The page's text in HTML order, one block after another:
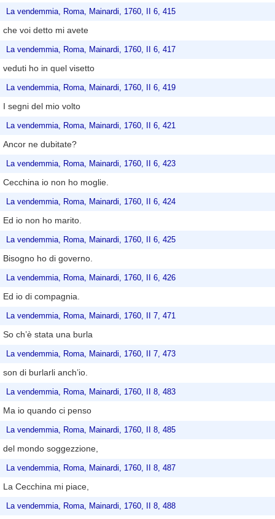
La vendemmia, Roma, Mainardi, 1760, II 6, 415
che voi detto mi avete
La vendemmia, Roma, Mainardi, 1760, II 6, 417
veduti ho in quel visetto
La vendemmia, Roma, Mainardi, 1760, II 6, 419
I segni del mio volto
La vendemmia, Roma, Mainardi, 1760, II 6, 421
Ancor ne dubitate?
La vendemmia, Roma, Mainardi, 1760, II 6, 423
Cecchina io non ho moglie.
La vendemmia, Roma, Mainardi, 1760, II 6, 424
Ed io non ho marito.
La vendemmia, Roma, Mainardi, 1760, II 6, 425
Bisogno ho di governo.
La vendemmia, Roma, Mainardi, 1760, II 6, 426
Ed io di compagnia.
La vendemmia, Roma, Mainardi, 1760, II 7, 471
So ch’è stata una burla
La vendemmia, Roma, Mainardi, 1760, II 7, 473
son di burlarli anch’io.
La vendemmia, Roma, Mainardi, 1760, II 8, 483
Ma io quando ci penso
La vendemmia, Roma, Mainardi, 1760, II 8, 485
del mondo soggezzione,
La vendemmia, Roma, Mainardi, 1760, II 8, 487
La Cecchina mi piace,
La vendemmia, Roma, Mainardi, 1760, II 8, 488